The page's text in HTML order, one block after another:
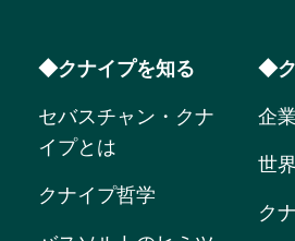
◆クナイプを知る
セバスチャン・クナ
イプとは
クナイプ哲学
◆ク
企
世
ク